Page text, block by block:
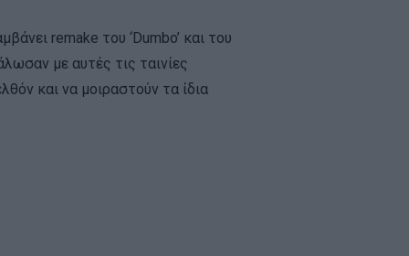
remake του ‘Dumbo’ και του
με αυτές τις ταινίες
και να μοιραστούν τα ίδια